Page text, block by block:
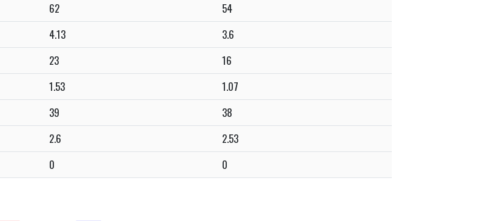
62
54
4.13
3.6
23
16
1.53
1.07
39
38
2.6
2.53
0 0